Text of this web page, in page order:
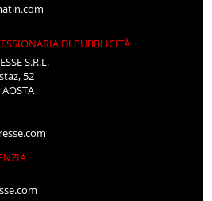
DI PUBBLICITÀ
S.R.L.
52